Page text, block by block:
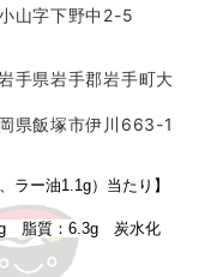
山字下野中2-5
手県岩手郡岩手町大
県飯塚市伊川663-1
ラー油1.1g）当たり】
脂質：6.3g 炭水化